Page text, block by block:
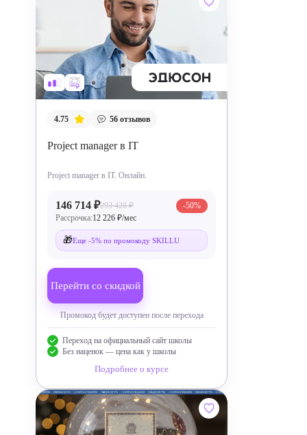
4.75 56 отзывов
Project manager в IT
Project manager в IT. Онлайн.
146 714 ₽293 428 ₽
Рассрочка:12 226 ₽/мес
-50%
🎁Еще -5% по промокоду SKILLU
Перейти со скидкой
Промокод будет доступен после перехода
Переход на официальный сайт школы
Без наценок — цена как у школы
Подробнее о курсе